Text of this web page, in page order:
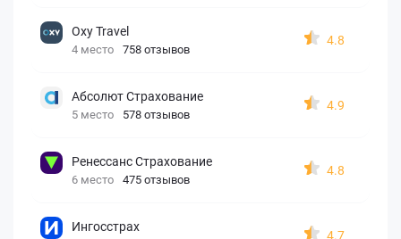
Oxy Travel
4 место 758 отзывов
4.8
Абсолют Страхование
5 место 578 отзывов
4.9
Ренессанс Страхование
6 место 475 отзывов
4.8
Ингосстрах
4.7